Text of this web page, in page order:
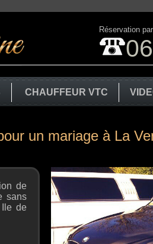
Réservation
CHAUFFEUR VTC
un mariage à La
de
sans
de